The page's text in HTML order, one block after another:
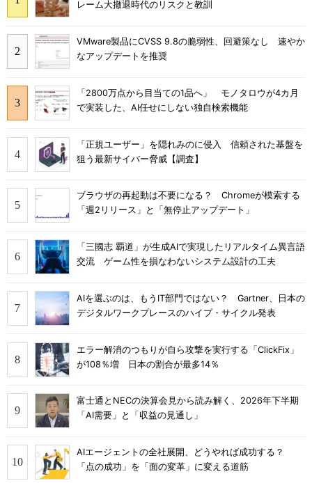
レーム大撤退時代のリスクと教訓
VMware製品にCVSS 9.8の脆弱性、回避策なし 速やか
なアップデートを推奨
「2800万点から目当ての1品へ」 モノタロウが4カ月
で実装した、AI任せにしない独自検索機能
「正規ユーザー」を隠れみのに侵入 信頼された基盤を
狙う最新サイバー脅威【調査】
ブラウザの再起動は不要になる？ Chromeが模索する
「週2リリース」と「無停止アップデート」
「三國志 覇道」が生成AIで実現したリアルタイム異言語
交流 ゲーム性を損なわないシステム設計の工夫
AIを選ぶのは、もうIT部門ではない？ Gartner、日本の
デジタルワークプレースのハイプ・サイクル発表
エラー解消のつもりが自ら攻撃を実行する「ClickFix」
が108％増 日本の割合が最多14％
富士通とNECの決算会見から読み解く、2026年下半期
「AI需要」と「収益の見通し」
AIエージェントの全社展開、どうやれば成功する？
「点の成功」を「面の変革」に変える道筋